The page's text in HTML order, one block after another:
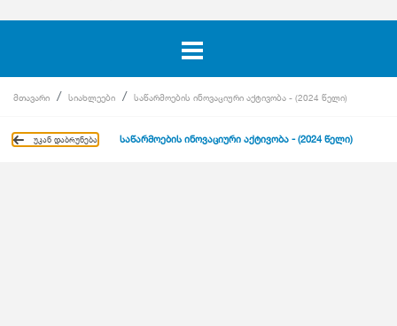
მთავარი სიახლეები საწარმოების ინოვაციური აქტივობა - (2024 წელი)
უკან დაბრუნება საწარმოების ინოვაციური აქტივობა - (2024 წელი)